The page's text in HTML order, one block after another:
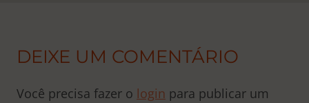
DEIXE UM COMENTÁRIO
Você precisa fazer o login para publicar um